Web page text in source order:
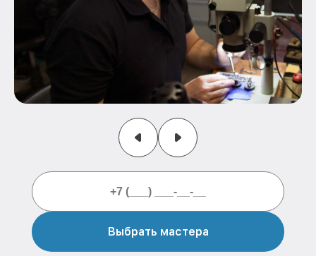
Выбрать мастера